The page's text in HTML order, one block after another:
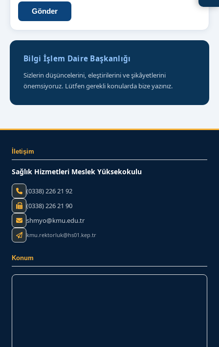
Gönder
Bilgi İşlem Daire Başkanlığı
Sizlerin düşüncelerini, eleştirilerini ve şikâyetlerini
önemsiyoruz. Lütfen gerekli konularda bize yazınız.
İletişim
Sağlık Hizmetleri Meslek Yüksekokulu
(0338) 226 21 92
(0338) 226 21 90
shmyo@kmu.edu.tr
kmu.rektorluk@hs01.kep.tr
Konum